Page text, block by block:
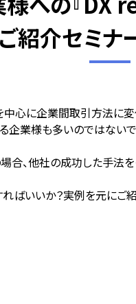
ご紹介セミナ
心に企業間取引方法に
業様も多いのではないで
、他社の成功した手法
いいか？実例を元にご紹